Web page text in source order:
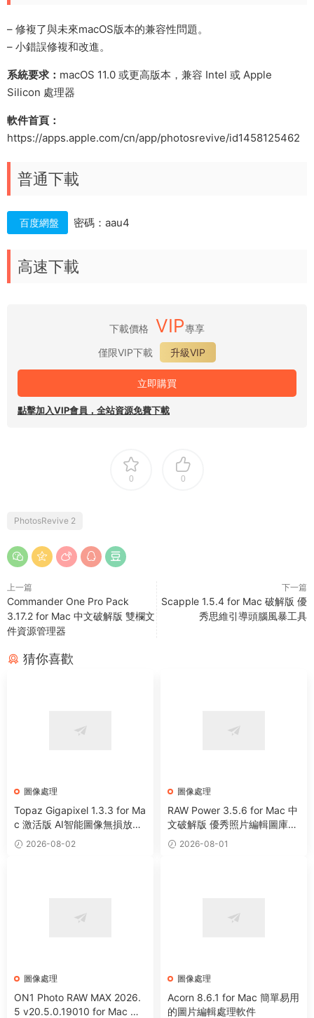
– 修複了與未來macOS版本的兼容性問題。
– 小錯誤修複和改進。
系統要求： macOS 11.0 或更高版本，兼容 Intel 或 Apple
Silicon 處理器
軟件首頁：
https://apps.apple.com/cn/app/photosrevive/id1458125462
普通下載
百度網盤 密碼：aau4
高速下載
下載價格 VIP專享
僅限VIP下載
升級VIP
立即購買
點擊加入VIP會員，全站資源免費下載
0 0
PhotosRevive 2
上一篇
Commander One Pro Pack
3.17.2 for Mac 中文破解版 雙欄文
件資源管理器
下一篇
Scapple 1.5.4 for Mac 破解版 優
秀思維引導頭腦風暴工具
猜你喜歡
圖像處理
Topaz Gigapixel 1.3.3 for Ma
c 激活版 AI智能圖像無損放大
工具2026-08-02
圖像處理
RAW Power 3.5.6 for Mac 中
文破解版 優秀照片編輯圖庫管
理工具
2026-08-01
圖像處理
ON1 Photo RAW MAX 2026.
5 v20.5.0.19010 for Mac 中
圖像處理
Acorn 8.6.1 for Mac 簡單易用
的圖片編輯處理軟件